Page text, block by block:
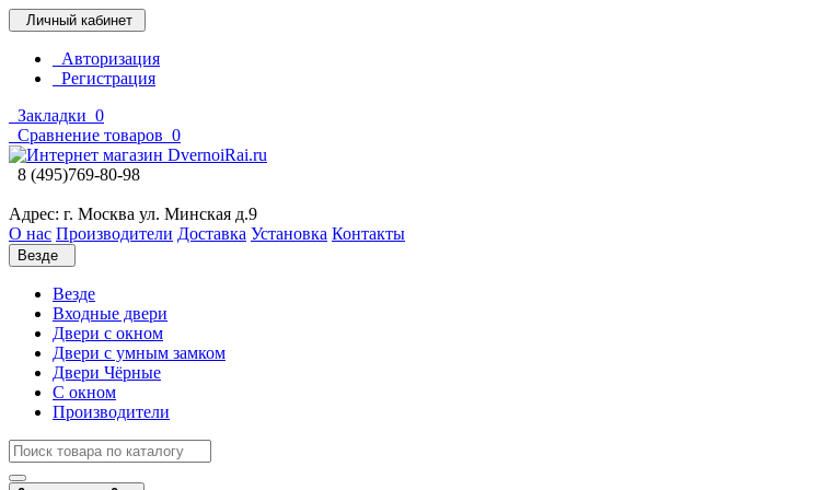
Личный кабинет
Авторизация
Регистрация
Закладки 0
Сравнение товаров 0
8 (495)769-80-98
Адрес: г. Москва ул. Минская д.9
О нас Производители Доставка Установка Контакты
Везде
Везде
Входные двери
Двери с окном
Двери с умным замком
Двери Чёрные
C окном
Производители